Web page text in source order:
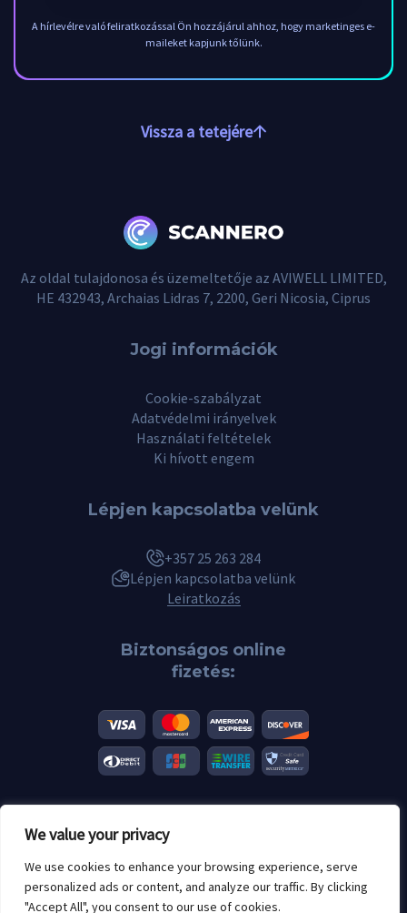
We value your privacy
We use cookies to enhance your browsing experience, serve
personalized ads or content, and analyze our traffic. By clicking
"Accept All", you consent to our use of cookies.
A hírlevélre való feliratkozással Ön hozzájárul ahhoz, hogy marketinges e-
maileket kapjunk tőlünk.
Vissza a tetejére
Az oldal tulajdonosa és üzemeltetője az AVIWELL LIMITED,
HE 432943, Archaias Lidras 7, 2200, Geri Nicosia, Ciprus
Jogi információk
Cookie-szabályzat
Adatvédelmi irányelvek
Használati feltételek
Ki hívott engem
Lépjen kapcsolatba velünk
+357 25 263 284
Lépjen kapcsolatba velünk
Leiratkozás
Biztonságos online
fizetés:
© 2026 Scannero.blog. Minden márka a megfelelő tulajdonosok
tulajdonát képezi.
Korhatár: 18 év felett